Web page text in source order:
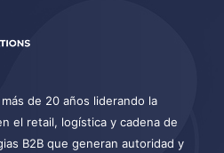
de 20 años liderando la
el retail, logística y cadena de
B2B que generan autoridad y